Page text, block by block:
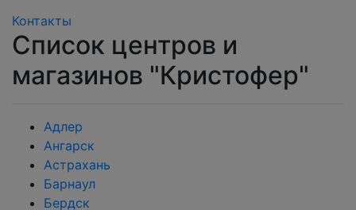
Контакты
Список центров и
магазинов "Кристофер"
Адлер
Ангарск
Астрахань
Барнаул
Бердск